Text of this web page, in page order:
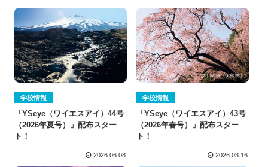
学校情報
「YSeye（ワイエスアイ）44号
（2026年夏号）」配布スター
ト！
2026.06.08
学校情報
「YSeye（ワイエスアイ）43号
（2026年春号）」配布スター
ト！
2026.03.16